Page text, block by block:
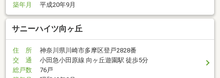
築年月
平成20年9月
サニーハイツ向ヶ丘
住 所
神奈川県川崎市多摩区登戸2828番
交 通
小田急小田原線 向ヶ丘遊園駅 徒歩5分
総戸数
76戸